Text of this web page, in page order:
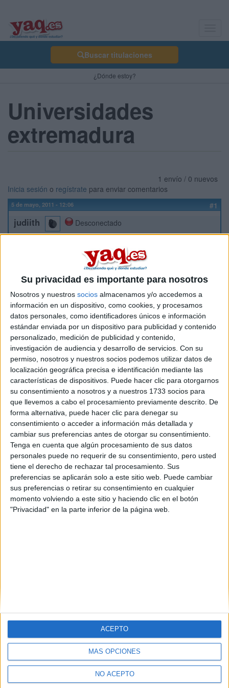
Su privacidad es importante para nosotros
Nosotros y nuestros socios almacenamos y/o accedemos a
información en un dispositivo, como cookies, y procesamos
datos personales, como identificadores únicos e información
estándar enviada por un dispositivo para publicidad y contenido
personalizado, medición de publicidad y contenido,
investigación de audiencia y desarrollo de servicios. Con su
permiso, nosotros y nuestros socios podemos utilizar datos de
localización geográfica precisa e identificación mediante las
características de dispositivos. Puede hacer clic para otorgarnos
su consentimiento a nosotros y a nuestros 1733 socios para
que llevemos a cabo el procesamiento previamente descrito. De
forma alternativa, puede hacer clic para denegar su
consentimiento o acceder a información más detallada y
cambiar sus preferencias antes de otorgar su consentimiento.
Tenga en cuenta que algún procesamiento de sus datos
personales puede no requerir de su consentimiento, pero usted
tiene el derecho de rechazar tal procesamiento. Sus
preferencias se aplicarán solo a este sitio web. Puede cambiar
sus preferencias o retirar su consentimiento en cualquier
momento volviendo a este sitio y haciendo clic en el botón
"Privacidad" en la parte inferior de la página web.
MÁS OPCIONES
NO ACEPTO
ACEPTO
Buscar titulaciones
¿Dónde estoy?
Universidades
extremadura
1 envío / 0 nuevos
Inicia sesión o regístrate para enviar comentarios
5 de mayo, 2011 - 12:06 #1
judiith
Desconectado
publicas en extremadura es que cuando las buscos me salen
muchas y nose si son publicas, adscritas o privadas
Un saludo
Etiquetas: Selectividad Publicidad y Relaciones Públicas
Quiénes somos|Contactar|Anúnciate
Aviso legal|Politica de privacidad|Condiciones generales|Política
de cookies